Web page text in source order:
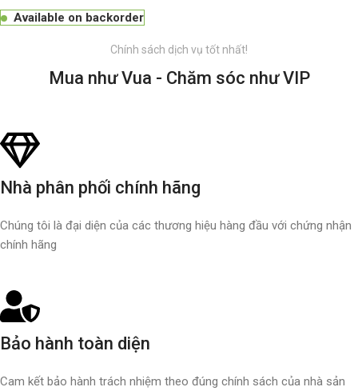
Available on backorder
Chính sách dịch vụ tốt nhất!
Mua như Vua - Chăm sóc như VIP
Nhà phân phối chính hãng
Chúng tôi là đại diện của các thương hiệu hàng đầu với chứng nhận
chính hãng
Bảo hành toàn diện
Cam kết bảo hành trách nhiệm theo đúng chính sách của nhà sản